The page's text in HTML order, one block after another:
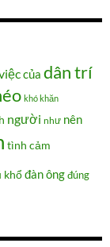
của dân trí
khó khăn
người như nên
tình cảm
khổđàn ôngđúng